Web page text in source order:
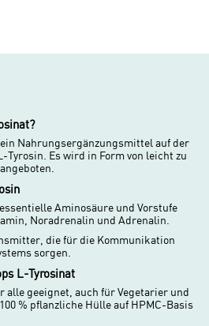
Nahrungsergänzungsmittel auf der
Tyrosin. Es wird in Form von leicht zu
Aminosäure und Vorstufe
Noradrenalin und Adrenalin.
die für die Kommunikation
sorgen.
L-Tyrosinat
alle geeignet, auch für Vegetarier und
% pflanzliche Hülle auf HPMC-Basis